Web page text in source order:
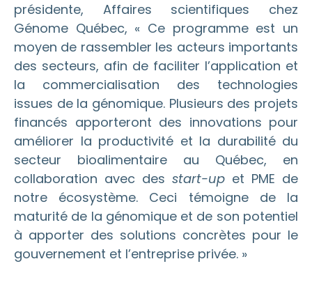
présidente, Affaires scientifiques chez
Génome Québec, « Ce programme est un
moyen de rassembler les acteurs importants
des secteurs, afin de faciliter l’application et
la commercialisation des technologies
issues de la génomique. Plusieurs des projets
financés apporteront des innovations pour
améliorer la productivité et la durabilité du
secteur bioalimentaire au Québec, en
collaboration avec des start-up et PME de
notre écosystème. Ceci témoigne de la
maturité de la génomique et de son potentiel
à apporter des solutions concrètes pour le
gouvernement et l’entreprise privée. »